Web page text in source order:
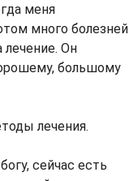
меня
много болезней
лечение. Он
большому
лечения.
сейчас есть